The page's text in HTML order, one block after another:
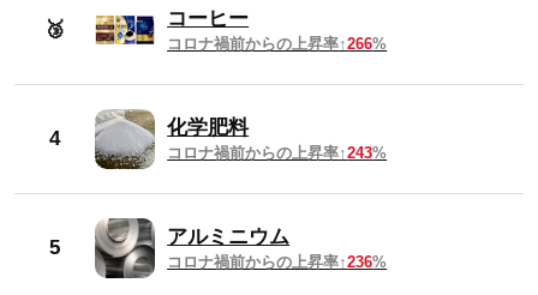
2024年9月 759円
2024年8月 758円
2024年7月 749円
2024年5月 747円
🥉
コーヒー
コロナ禍前からの上昇率 266%
4
化学肥料
コロナ禍前からの上昇率 243%
5
アルミニウム
コロナ禍前からの上昇率 236%